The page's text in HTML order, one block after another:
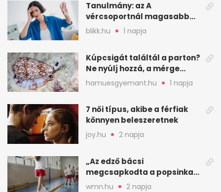
Tanulmány: az A
vércsoportnál magasabb
lehet a sztrók kockázata
blikk.hu 1 napja
Kúpcsigát találtál a parton?
Ne nyúlj hozzá, a mérge
halálos is lehet
hamuesgyemant.hu 1 napja
7 női típus, akibe a férfiak
könnyen beleszeretnek
joy.hu 2 napja
„Az edző bácsi
megcsapkodta a popsinkat”
– Klára nyári táboros
wmn.hu 2 napja